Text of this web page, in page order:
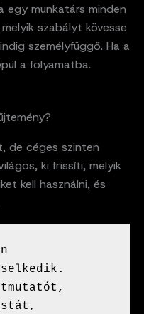
egy munkatárs minden
szabályt kövesse
személyfüggő. Ha a
a folyamatba.
de céges szinten
ki frissíti, melyik
kell használni, és